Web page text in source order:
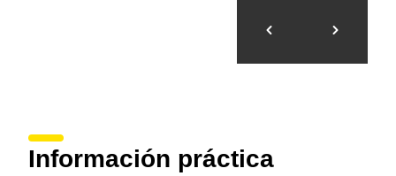
Información práctica